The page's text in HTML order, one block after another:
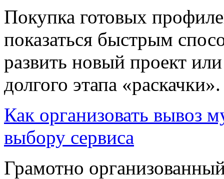
Покупка готовых
показаться быстрым
развить новый проект
долгого этапа «раскачки».
Как организовать вывоз
выбору сервиса
Грамотно